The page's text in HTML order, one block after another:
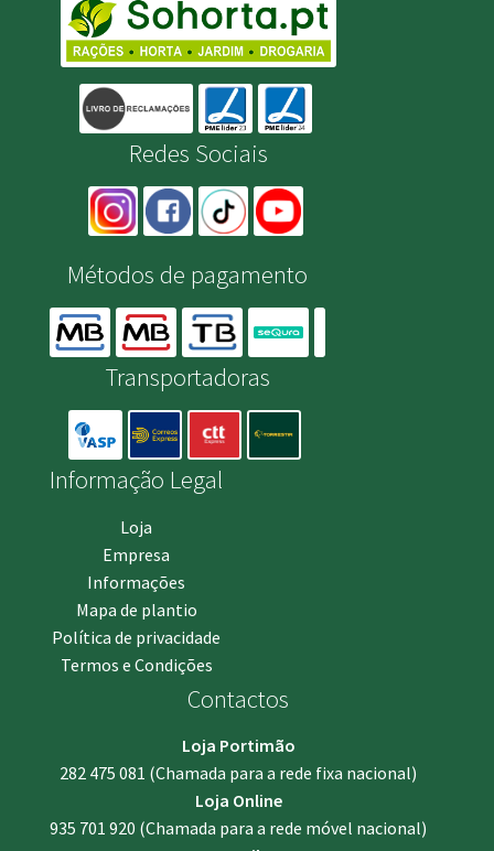
Redes Sociais
Métodos de pagamento
Transportadoras
Informação Legal
Loja
Empresa
Informações
Mapa de plantio
Política de privacidade
Termos e Condições
Contactos
Loja Portimão
282 475 081 (Chamada para a rede fixa nacional)
Loja Online
935 701 920 (Chamada para a rede móvel nacional)